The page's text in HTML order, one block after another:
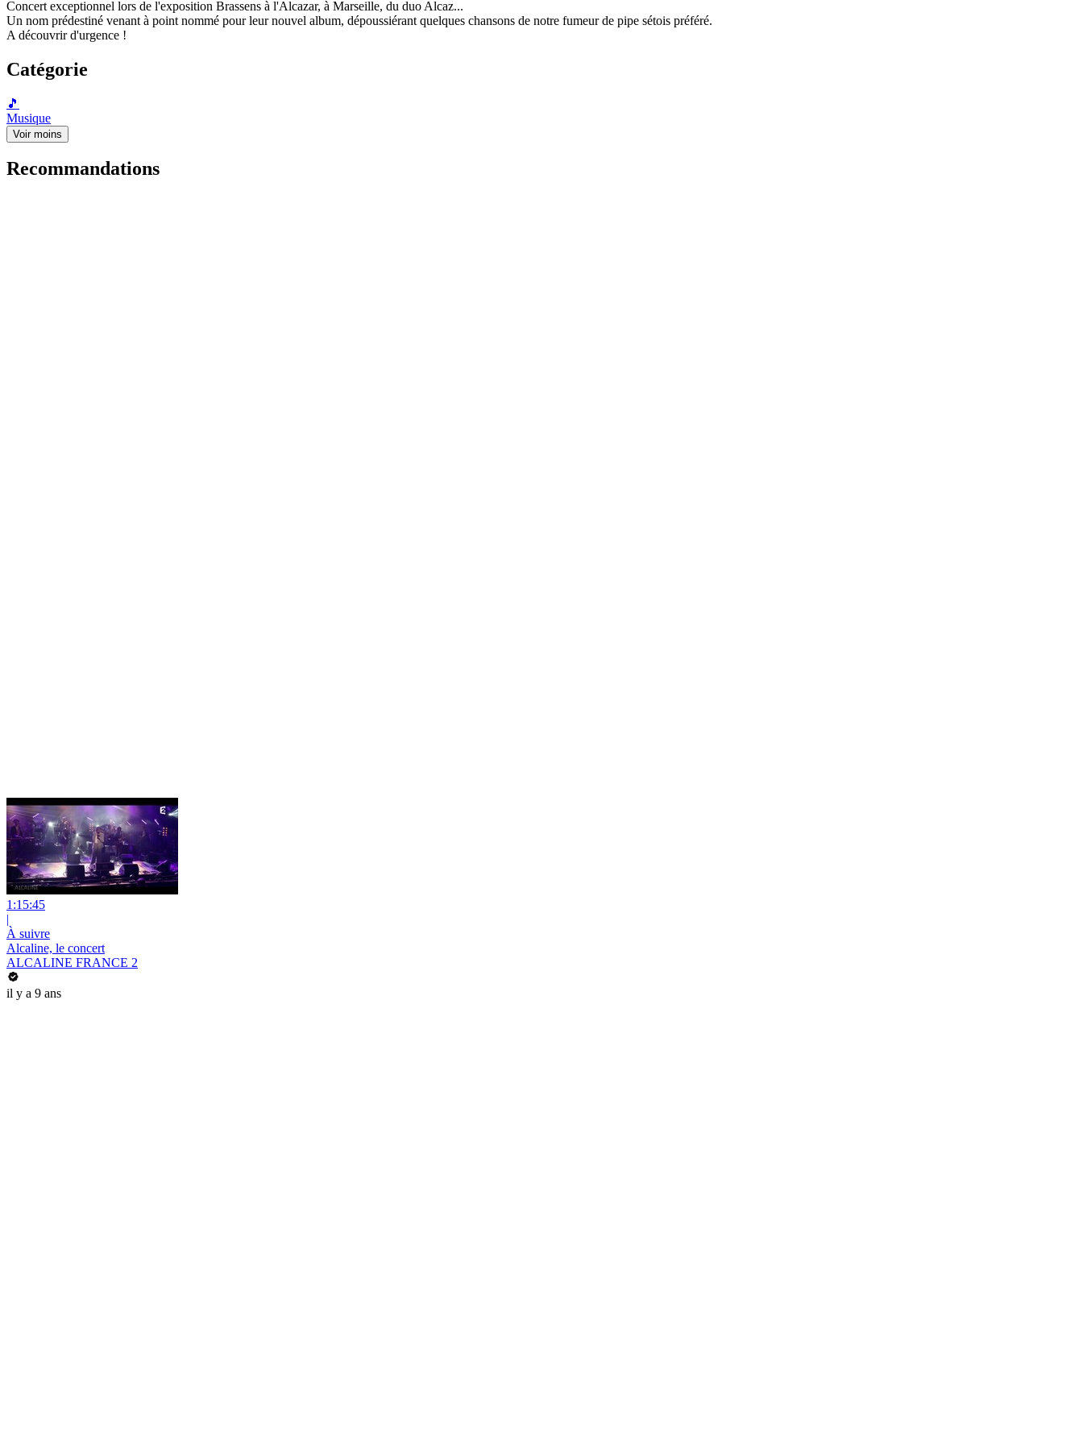
Concert exceptionnel lors de l'exposition Brassens à l'Alcazar, à Marseille, du duo Alcaz...
Un nom prédestiné venant à point nommé pour leur nouvel album, dépoussiérant quelques chansons de notre fumeur de pipe sétois préféré.
A découvrir d'urgence !
Catégorie
🎵
Musique
Voir moins
Recommandations
1:15:45
|
À suivre
Alcaline, le concert
ALCALINE FRANCE 2
il y a 9 ans